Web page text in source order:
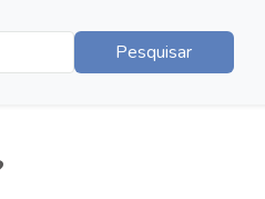
Pesquisar